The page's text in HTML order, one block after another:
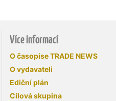
Více informací
O časopise TRADE NEWS
O vydavateli
Ediční plán
Cílová skupina